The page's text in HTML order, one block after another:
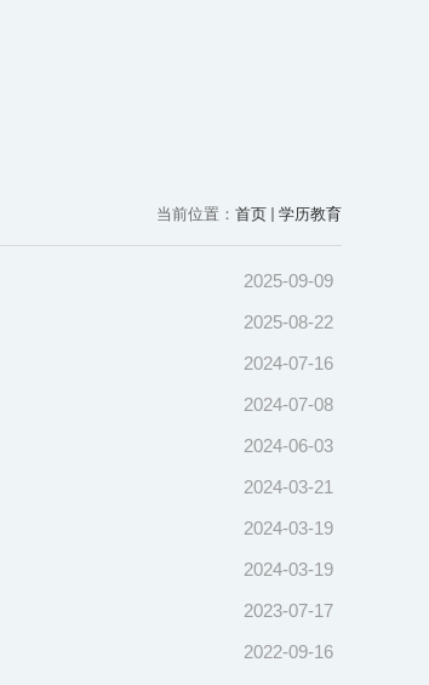
当前位置： 首页 学历教育
2025-09-09
2025-08-22
2024-07-16
2024-07-08
2024-06-03
2024-03-21
2024-03-19
2024-03-19
2023-07-17
2022-09-16